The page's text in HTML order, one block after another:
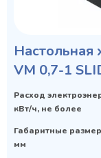
Настольная
VM 0,7-1
Расход
кВт/ч, не более
Габаритные
мм